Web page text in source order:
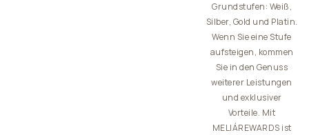
Grundstufen: Weiß,
Silber, Gold und Platin.
Wenn Sie eine Stufe
aufsteigen, kommen
Sie in den Genuss
weiterer Leistungen
und exklusiver
Vorteile. Mit
MELIÁREWARDS ist